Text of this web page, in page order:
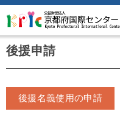
後援申請
後援名義使用の申請